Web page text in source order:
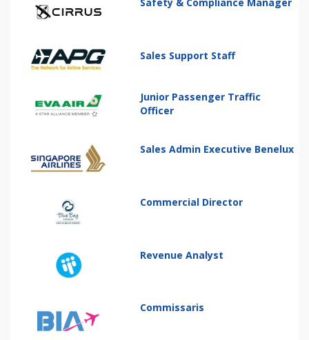
Sales Support Staff
Junior Passenger Traffic
Officer
Sales Admin Executive Benelux
Commercial Director
Revenue Analyst
Commissaris